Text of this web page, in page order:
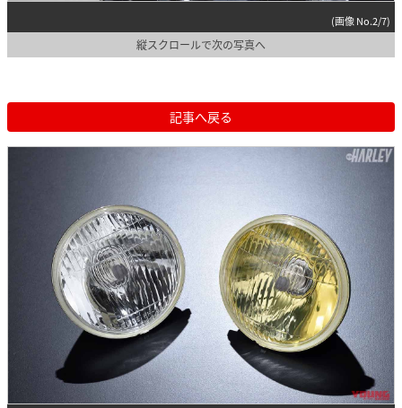
(画像 No.2/7)
縦スクロールで次の写真へ
記事へ戻る